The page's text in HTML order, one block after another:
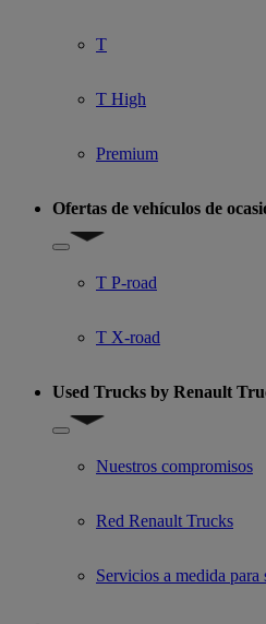
T
T High
Premium
Ofertas de vehículos de
Show submenu for Ofertas de
T P-road
T X-road
Used Trucks by Renault
Show submenu for Used Trucks
Nuestros compromisos
Red Renault Trucks
Servicios a medida